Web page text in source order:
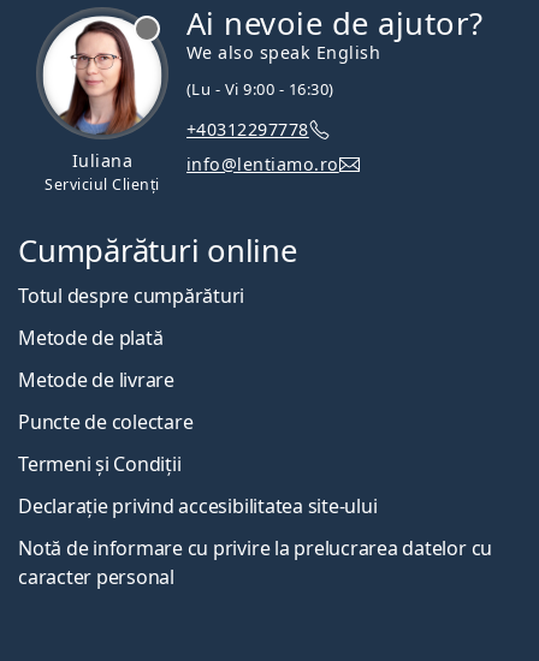
Iuliana
Serviciul Clienți
Ai nevoie de ajutor?
We also speak English
(Lu - Vi 9:00 - 16:30)
+40312297778
info@lentiamo.ro
Cumpărături online
Totul despre cumpărături
Metode de plată
Metode de livrare
Puncte de colectare
Termeni și Condiții
Declarație privind accesibilitatea site-ului
Notă de informare cu privire la prelucrarea datelor cu
caracter personal